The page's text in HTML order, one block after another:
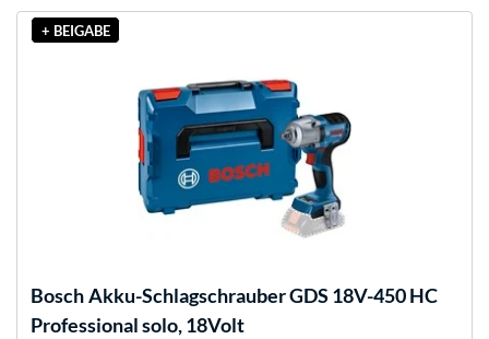
+ BEIGABE
BoschAkku-Schlagschrauber GDS 18V-450 HC
Professional solo, 18Volt